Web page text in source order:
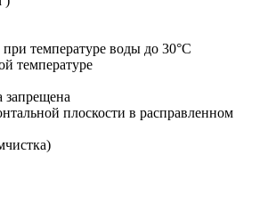
температуре воды до 30°C
температуре
запрещена
плоскости в расправленном